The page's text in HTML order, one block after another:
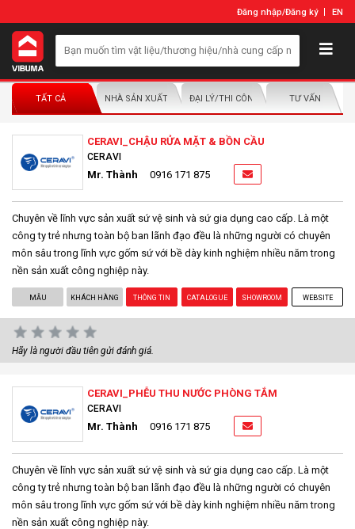
Đăng nhập/Đăng ký EN
TẤT CẢ NHÀ SẢN XUẤT/NHÀ PHÂN PHỐIĐẠI LÝ/THI CÔNG LẮP ĐẶTTƯ VẤN
CERAVI_CHẬU RỬA MẶT & BỒN CẦU
CERAVI
Mr. Thành 0916 171 875
Chuyên về lĩnh vực sản xuất sứ vệ sinh và sứ gia dụng cao cấp. Là một
công ty trẻ nhưng toàn bộ ban lãnh đạo đều là những người có chuyên
môn sâu trong lĩnh vực gốm sứ với bề dày kinh nghiệm nhiều năm trong
nền sản xuất công nghiệp này.
MẪU KHÁCH HÀNG THÔNG TIN CATALOGUE SHOWROOM WEBSITE
Hãy là người đầu tiên gửi đánh giá.
CERAVI_PHỄU THU NƯỚC PHÒNG TẮM
CERAVI
Mr. Thành 0916 171 875
Chuyên về lĩnh vực sản xuất sứ vệ sinh và sứ gia dụng cao cấp. Là một
công ty trẻ nhưng toàn bộ ban lãnh đạo đều là những người có chuyên
môn sâu trong lĩnh vực gốm sứ với bề dày kinh nghiệm nhiều năm trong
nền sản xuất công nghiệp này.